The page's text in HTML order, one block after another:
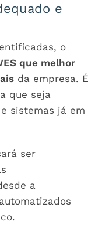
e
o
que melhor
da empresa. É
que seja
sistemas já em
ser
a